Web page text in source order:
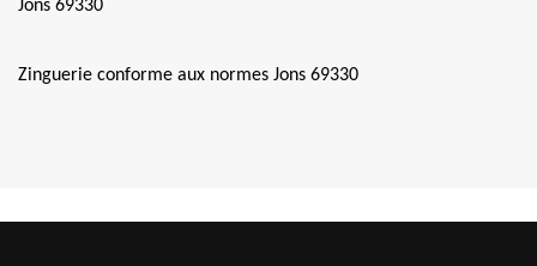
Jons 69330
Zinguerie conforme aux normes Jons 69330